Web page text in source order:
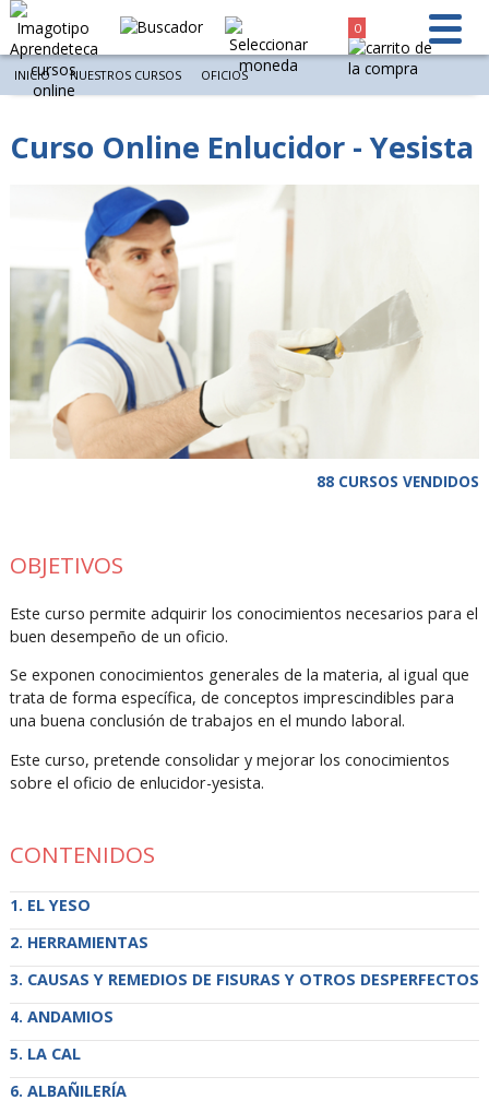
0
INICIO NUESTROS CURSOS OFICIOS
Curso Online Enlucidor - Yesista
88 CURSOS VENDIDOS
OBJETIVOS
Este curso permite adquirir los conocimientos necesarios para el
buen desempeño de un oficio.
Se exponen conocimientos generales de la materia, al igual que
trata de forma específica, de conceptos imprescindibles para
una buena conclusión de trabajos en el mundo laboral.
Este curso, pretende consolidar y mejorar los conocimientos
sobre el oficio de enlucidor-yesista.
CONTENIDOS
EL YESO
HERRAMIENTAS
CAUSAS Y REMEDIOS DE FISURAS Y OTROS DESPERFECTOS
ANDAMIOS
LA CAL
ALBAÑILERÍA